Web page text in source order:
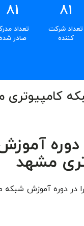
81
تعداد شرکت
کننده
81
تعداد
صادر
کامپیوتری
مشهد
در دوره آموزش